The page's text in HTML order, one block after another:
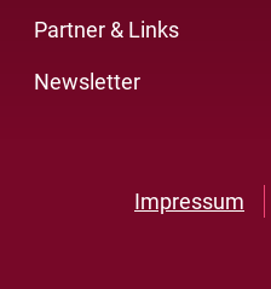
Partner & Links
Newsletter
Impressum